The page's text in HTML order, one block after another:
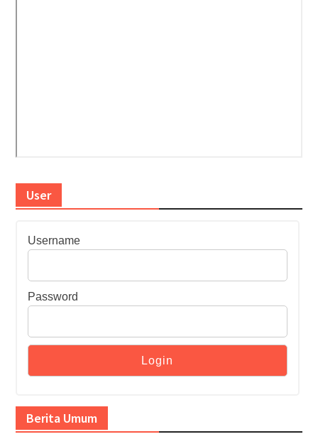
User
Username
Password
Berita Umum